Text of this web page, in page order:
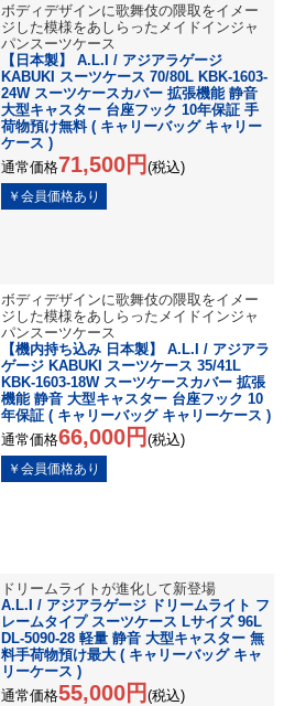
ボディデザインに歌舞伎の隈取をイメー
ジした模様をあしらったメイドインジャ
パンスーツケース
【日本製】 A.L.I / アジアラゲージ
KABUKI スーツケース 70/80L KBK-1603-
24W スーツケースカバー 拡張機能 静音
大型キャスター 台座フック 10年保証 手
荷物預け無料 ( キャリーバッグ キャリー
ケース )
通常価格71,500円 (税込)
ボディデザインに歌舞伎の隈取をイメー
ジした模様をあしらったメイドインジャ
パンスーツケース
【機内持ち込み 日本製】 A.L.I / アジアラ
ゲージ KABUKI スーツケース 35/41L
KBK-1603-18W スーツケースカバー 拡張
機能 静音 大型キャスター 台座フック 10
年保証 ( キャリーバッグ キャリーケース )
通常価格66,000円 (税込)
ドリームライトが進化して新登場
A.L.I / アジアラゲージ ドリームライト フ
レームタイプ スーツケース Lサイズ 96L
DL-5090-28 軽量 静音 大型キャスター 無
料手荷物預け最大 ( キャリーバッグ キャ
リーケース )
通常価格55,000円 (税込)